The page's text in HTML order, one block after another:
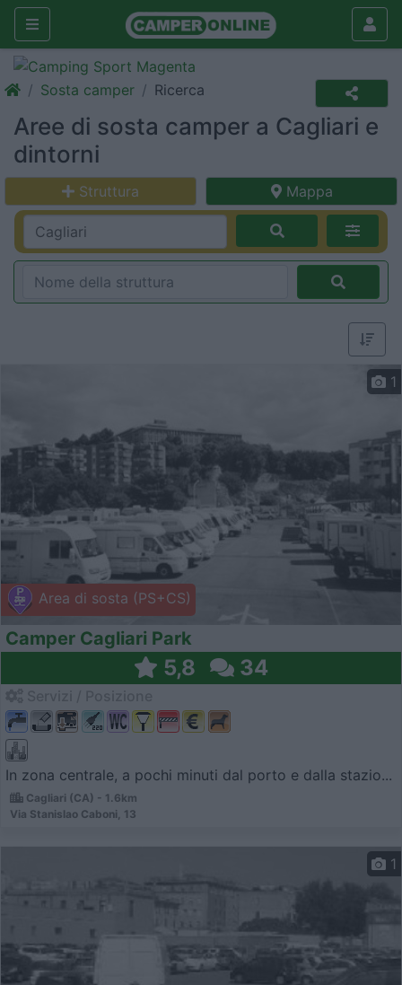
Sosta camper Ricerca
Aree di sosta camper a Cagliari e
dintorni
Struttura Mappa
Area di sosta (PS+CS)
1
Camper Cagliari Park
5,8 34
In zona centrale, a pochi minuti dal porto e dalla stazio...
Cagliari (CA) - 1.6km
Via Stanislao Caboni, 13
1